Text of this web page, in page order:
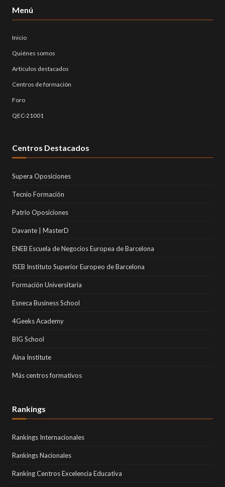
Menú
Inicio
Quiénes somos
Artículos destacados
Centros de formación
Foro
QEC-21001
Centros Destacados
Supera Oposiciones
Tecnio Formación
Patrio Oposiciones
Davante | MasterD
ENEB Escuela de Negocios Europea de Barcelona
ISEB Instituto Superior Europeo de Barcelona
Formación Universitaria
Esneca Business School
4Geeks Academy
BIG School
Aina Institute
Más centros formativos
Rankings
Rankings Internacionales
Rankings Nacionales
Ranking Centros Excelencia Educativa